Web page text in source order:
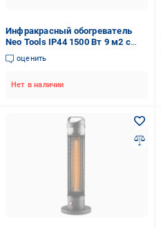
Инфракрасный обогреватель
Neo Tools IP44 1500 Вт 9 м2 с
пультом подвесной 42,5х42,5х23
см (VERC-90-034)
оценить
Нет в наличии